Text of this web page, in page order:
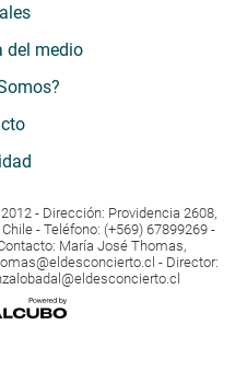
del medio
- Dirección: Providencia 2608,
- Teléfono: (+569) 67899269 -
María José Thomas,
- Director: